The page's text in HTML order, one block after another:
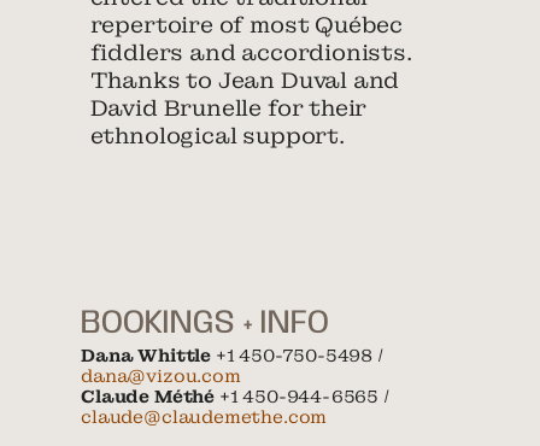
repertoire of most Québec
fiddlers and accordionists.
Thanks to Jean Duval and
David Brunelle for their
ethnological support.
BOOKINGS + INFO
Dana Whittle +1 450-750-5498 /
dana@vizou.com
Claude Méthé +1 450-944-6565 /
claude@claudemethe.com